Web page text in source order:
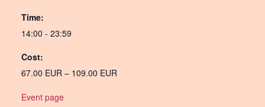
Time:
14:00 - 23:59
Cost:
67.00 EUR – 109.00 EUR
Event page